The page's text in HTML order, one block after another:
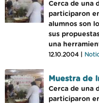
Cerca de una
participaron
alumnos son
sus
una
12.10.2004 |
Muestra de
Cerca de una
participaron